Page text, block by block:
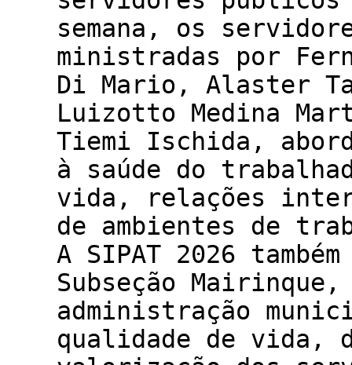
semana, os
ministradas por
Di Mario, Alaster
Luizotto Medina
Tiemi Ischida,
à saúde do
vida, relações
de ambientes de
A SIPAT 2026
Subseção
administração
qualidade de vida,